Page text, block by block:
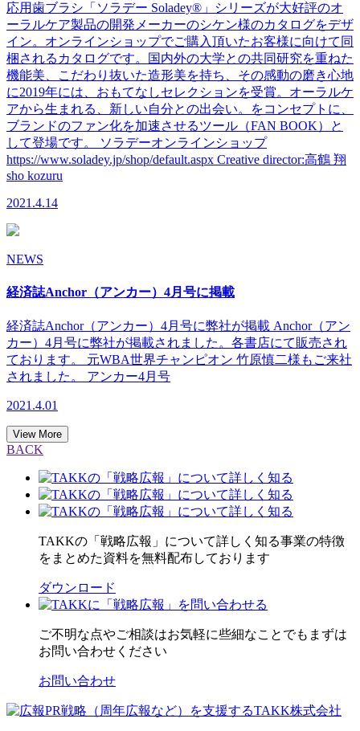
応用歯ブラシ「ソラデー Soladey®」シリーズが大好評のオ
ーラルケア製品の開発メーカーのシケン様のカタログをデザ
イン。オンラインショップでご購入頂いたお客様に向けて同
梱されるカタログです。国内外の大学との共同研究を重ねた
機能美、こだわり抜いた造形美を持ち、その感動の磨き心地
に2019年には、おもてなしセレクションを受賞。オーラルケ
アから生まれる、新しい自分との出会い。をコンセプトに、
ブランドのファン化を加速させるツール（FAN BOOK）と
して登場です。 ソラデーオンラインショップ
https://www.soladey.jp/shop/default.aspx Creative director:高鶴 翔
sho kozuru
2021.4.14
NEWS
経済誌Anchor（アンカー）4月号に掲載
経済誌Anchor（アンカー）4月号に弊社が掲載 Anchor（アン
カー）4月号に弊社が掲載されました。各書店にて販売され
ております。 元WBA世界チャンピオン 竹原慎二様もご来社
されました。 アンカー4月号
2021.4.01
View More
BACK
TAKKの「戦略広報」について詳しく知る事業の特徴
をまとめた資料を無料配布しております
ダウンロード
ご不明な点やご相談はお気軽に些細なことでもまずは
お問い合わせください
お問い合わせ